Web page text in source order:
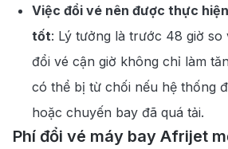
Việc đổi vé nên được thực
tốt: Lý tưởng là trước 48 giờ so
đổi vé cận giờ không chỉ làm
có thể bị từ chối nếu hệ thống
hoặc chuyến bay đã quá tải.
Phí đổi vé máy bay Afrijet